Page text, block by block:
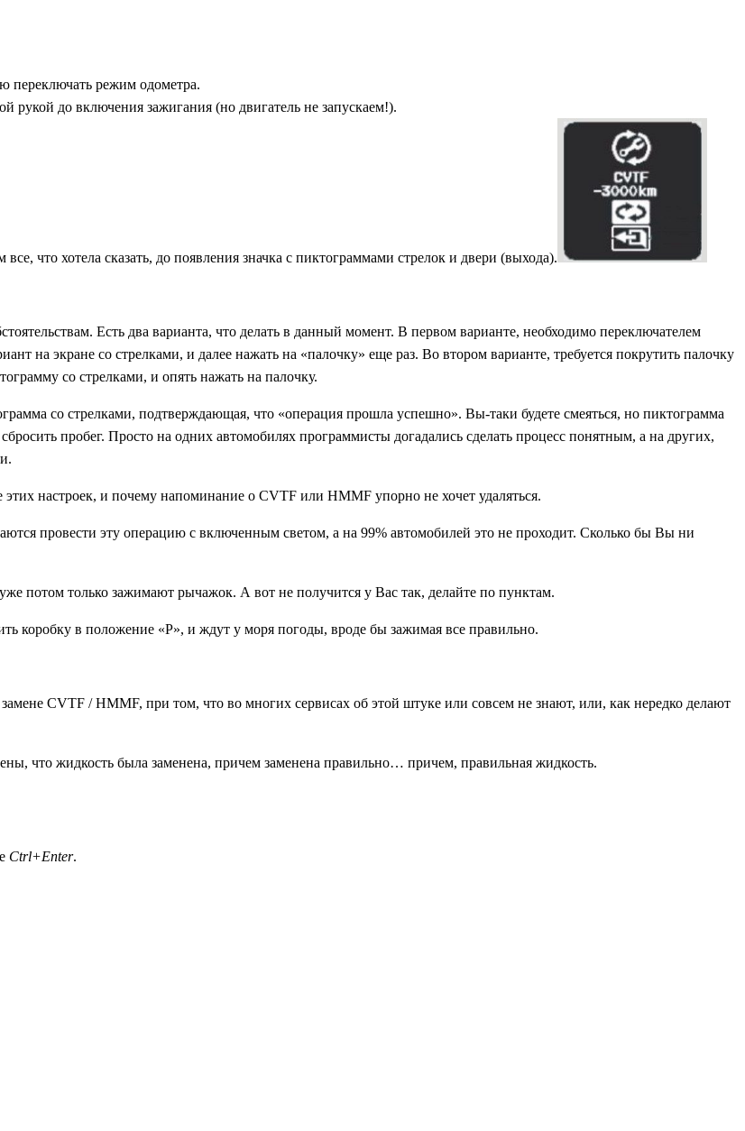
переключать режим одометра.
рукой до включения зажигания (но двигатель не запускаем!).
что хотела сказать, до появления значка с пиктограммами стрелок и двери (выхода).
Есть два варианта, что делать в данный момент. В первом варианте, необходимо переключателем
на экране со стрелками, и далее нажать на «палочку» еще раз. Во втором варианте, требуется покрутить палочку
со стрелками, и опять нажать на палочку.
со стрелками, подтверждающая, что «операция прошла успешно». Вы-таки будете смеяться, но пиктограмма
пробег. Просто на одних автомобилях программисты догадались сделать процесс понятным, а на других,
настроек, и почему напоминание о CVTF или HMMF упорно не хочет удаляться.
провести эту операцию с включенным светом, а на 99% автомобилей это не проходит. Сколько бы Вы ни
потом только зажимают рычажок. А вот не получится у Вас так, делайте по пунктам.
коробку в положение «Р», и ждут у моря погоды, вроде бы зажимая все правильно.
CVTF / HMMF, при том, что во многих сервисах об этой штуке или совсем не знают, или, как нередко делают
что жидкость была заменена, причем заменена правильно… причем, правильная жидкость.
Ctrl+Enter.